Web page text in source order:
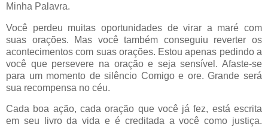
Minha Palavra.
Você perdeu muitas oportunidades de virar a maré com
suas orações. Mas você também conseguiu reverter os
acontecimentos com suas orações. Estou apenas pedindo a
você que persevere na oração e seja sensível. Afaste-se
para um momento de silêncio Comigo e ore. Grande será
sua recompensa no céu.
Cada boa ação, cada oração que você já fez, está escrita
em seu livro da vida e é creditada a você como justiça.